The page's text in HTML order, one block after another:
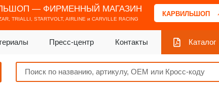
— ФИРМЕННЫЙ МАГАЗИН
TRIALLI, STARTVOLT, AIRLINE и CARVILLE RACING
КАРВИЛЬШОП
Пресс-центр Контакты Каталог